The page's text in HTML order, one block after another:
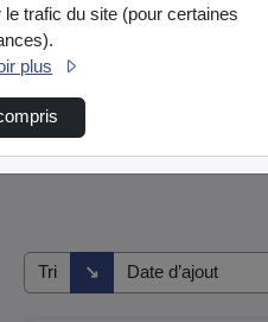
Tri ↘
Direction de tri
trafic du site (pour certaines
plus